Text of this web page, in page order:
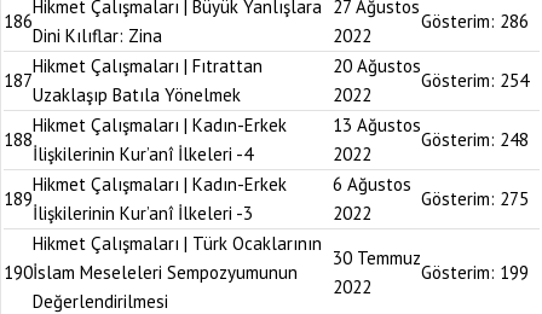
186
Hikmet Çalışmaları | Büyük Yanlışlara
Dini Kılıflar: Zina
27 Ağustos
2022
Gösterim: 286
187
Hikmet Çalışmaları | Fıtrattan
Uzaklaşıp Batıla Yönelmek
20 Ağustos
2022
Gösterim: 254
188
Hikmet Çalışmaları | Kadın-Erkek
İlişkilerinin Kur’anî İlkeleri -4
13 Ağustos
2022
Gösterim: 248
189
Hikmet Çalışmaları | Kadın-Erkek
İlişkilerinin Kur’anî İlkeleri -3
6 Ağustos
2022
Gösterim: 275
190
Hikmet Çalışmaları | Türk Ocaklarının
İslam Meseleleri Sempozyumunun
Değerlendirilmesi
30 Temmuz
2022
Gösterim: 199